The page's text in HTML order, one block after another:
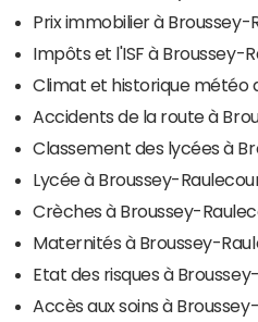
Prix immobilier à Broussey-
Impôts et l'ISF à Broussey-
Climat et historique météo
Accidents de la route à
Classement des lycées à
Lycée à Broussey-
Crèches à Broussey-
Maternités à Broussey-
Etat des risques à
Accès aux soins à